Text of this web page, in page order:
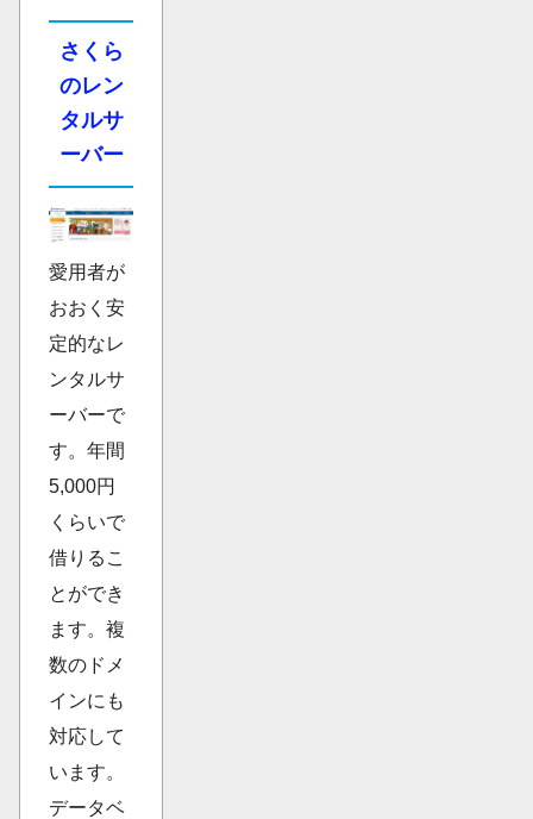
さくら
のレン
タルサ
ーバー
愛用者が
おおく安
定的なレ
ンタルサ
ーバーで
す。年間
5,000円
くらいで
借りるこ
とができ
ます。複
数のドメ
インにも
対応して
います。
データベ